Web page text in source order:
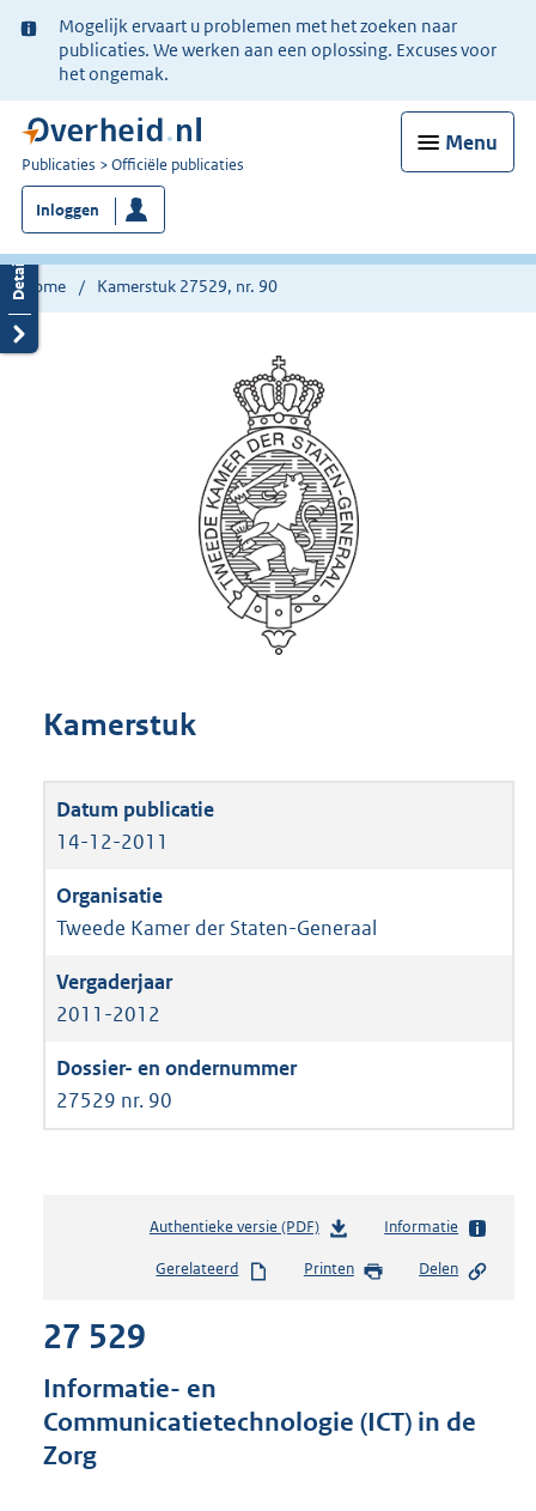
Ter
informatie:
Mogelijk ervaart u problemen met het zoeken naar
publicaties. We werken aan een oplossing. Excuses voor
het ongemak.
Menu
U
bent
nu
hier:
Publicaties Officiële publicaties
Inloggen
Home Kamerstuk 27529, nr. 90
Kamerstuk
14-12-2011
Tweede Kamer der Staten-Generaal
2011-2012
27529 nr. 90
Authentieke versie (PDF)b
s
g
Informatie
Gerelateerd Printen Delen
27 529
Informatie- en
Communicatietechnologie (ICT) in de
Zorg